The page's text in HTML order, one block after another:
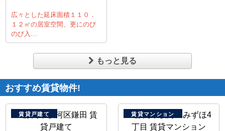
広々とした延床面積１１０．
１２㎡の居室空間、更にのび
のび入…
もっと見る
おすすめ賃貸物件!
賃貸戸建て 賃貸マンション